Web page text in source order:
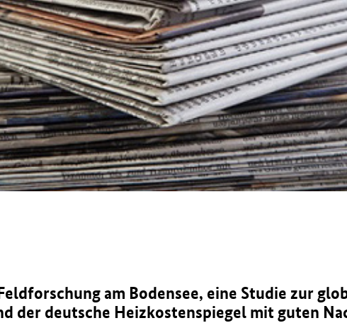
am Bodensee, eine Studie zur
der deutsche Heizkostenspiegel mit guten